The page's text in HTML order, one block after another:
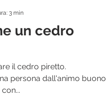
un cedro
il cedro piretto.
persona dall'animo buono
3 min